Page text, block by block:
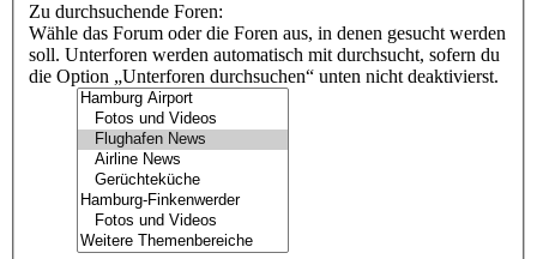
Zu durchsuchende Foren:
Wähle das Forum oder die Foren aus, in denen gesucht werden
soll. Unterforen werden automatisch mit durchsucht, sofern du
die Option „Unterforen durchsuchen“ unten nicht deaktivierst.